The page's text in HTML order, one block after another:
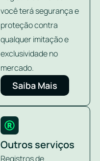
você terá segurança e
proteção contra
qualquer imitação e
exclusividade no
mercado.
Saiba Mais
Outros serviços
Registros de